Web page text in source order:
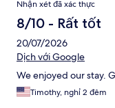
Nhận xét đã xác thực
8/10 - Rất tốt
20/07/2026
Dịch với Google
We enjoyed our stay.
Timothy, nghỉ 2 đêm